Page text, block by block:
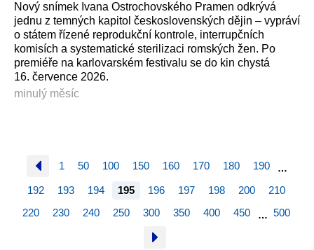
Nový snímek Ivana Ostrochovského Pramen odkrývá
jednu z temných kapitol československých dějin – vypráví
o státem řízené reprodukční kontrole, interrupčních
komisích a systematické sterilizaci romských žen. Po
premiéře na karlovarském festivalu se do kin chystá
16. července 2026.
minulý měsíc
1 50 100 150 160 170 180 190 …
192 193 194 195 196 197 198 200
210
220
230 240 250 300 350 400 450 … 500